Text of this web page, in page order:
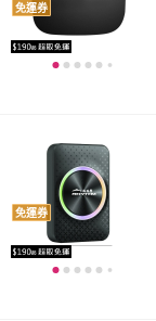
免運券
免運券